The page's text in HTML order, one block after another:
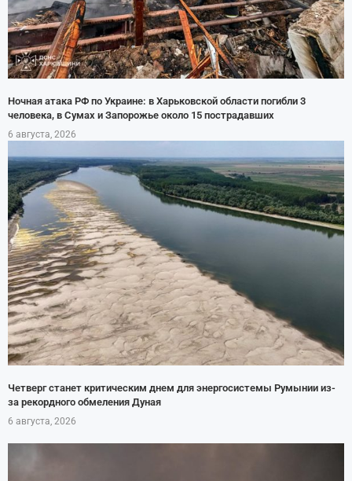
Ночная атака РФ по Украине: в Харьковской области погибли 3
человека, в Сумах и Запорожье около 15 пострадавших
6 августа, 2026
Четверг станет критическим днем для энергосистемы Румынии из-
за рекордного обмеления Дуная
6 августа, 2026